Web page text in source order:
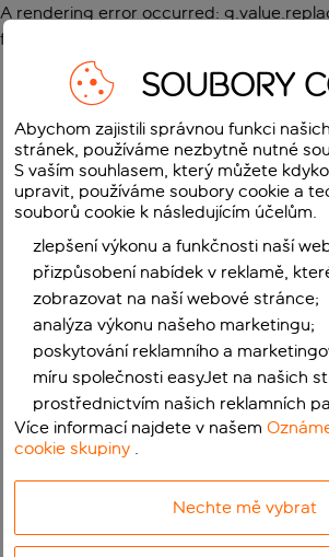
A rendering error occurred:
function
SOUBORY
Abychom zajistili správnou funkci
stránek, používáme nezbytně nutné
S vaším souhlasem, který můžete
upravit, používáme soubory cookie a
souborů cookie k následujícím účelům.
zlepšení výkonu a funkčnosti naší
přizpůsobení nabídek v reklamě,
zobrazovat na naší webové stránce;
analýza výkonu našeho marketingu;
poskytování reklamního a
míru společnosti easyJet na našich
prostřednictvím našich reklamních
Více informací najdete v našem
cookie skupiny .
Nechte mě vybrat